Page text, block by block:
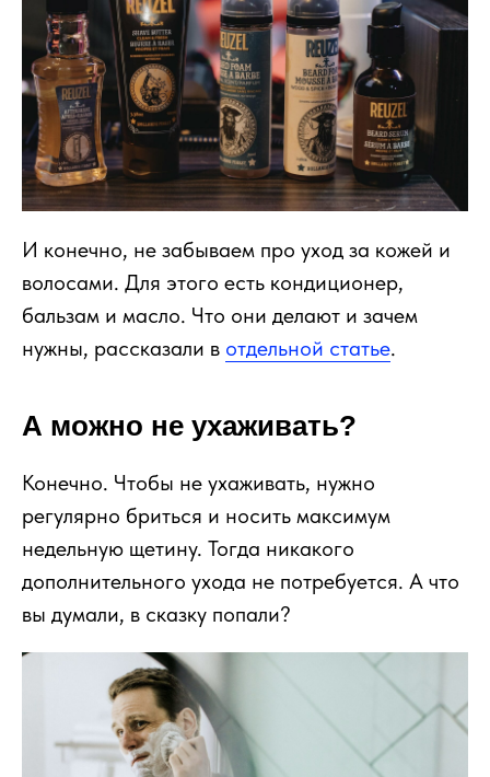
И конечно, не забываем про уход за кожей и
волосами. Для этого есть кондиционер,
бальзам и масло. Что они делают и зачем
нужны, рассказали в отдельной статье.
А можно не ухаживать?
Конечно. Чтобы не ухаживать, нужно
регулярно бриться и носить максимум
недельную щетину. Тогда никакого
дополнительного ухода не потребуется. А что
вы думали, в сказку попали?